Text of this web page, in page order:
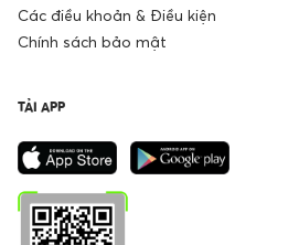
Các điều khoản & Điều kiện
Chính sách bảo mật
TẢI APP